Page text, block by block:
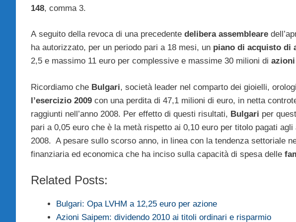
148, comma 3.
A seguito della revoca di una precedente delibera assembleare
ha autorizzato, per un periodo pari a 18 mesi, un piano di acquisto di
2,5 e massimo 11 euro per complessive e massime 30 milioni di
Ricordiamo che Bulgari, società leader nel comparto dei gioielli,
l’esercizio 2009 con una perdita di 47,1 milioni di euro, in netta
raggiunti nell’anno 2008. Per effetto di questi risultati, Bulgari per
pari a 0,05 euro che è la metà rispetto ai 0,10 euro per titolo pagati
2008. A pesare sullo scorso anno, in linea con la tendenza settoriale
finanziaria ed economica che ha inciso sulla capacità di spesa delle
Related Posts:
Bulgari: Opa LVHM a 12,25 euro per azione
Azioni Saipem: dividendo 2010 ai titoli ordinari e risparmio